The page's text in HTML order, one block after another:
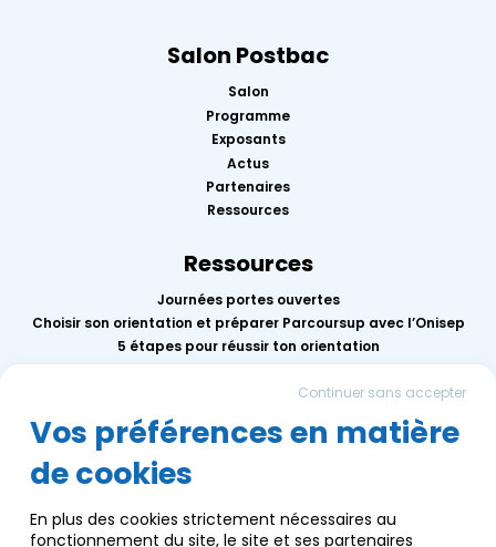
Salon Postbac
Salon
Programme
Exposants
Actus
Partenaires
Ressources
Ressources
Journées portes ouvertes
Choisir son orientation et préparer Parcoursup avec l’Onisep
5 étapes pour réussir ton orientation
Mercredis de l’orientation
Calendrier des événements AEF info
Groupe AEF
Nous contacter
Continuer sans accepter
Vos préférences en matière
de cookies
En plus des cookies strictement nécessaires au
fonctionnement du site, le site et ses partenaires